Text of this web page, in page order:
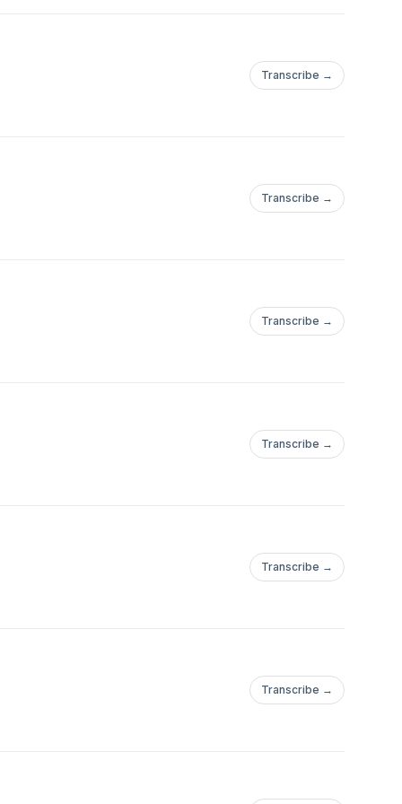
Transcribe →
Transcribe →
Transcribe →
Transcribe →
Transcribe →
Transcribe →